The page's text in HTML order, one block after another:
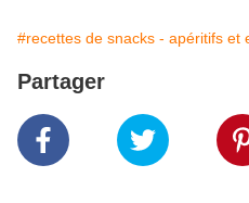
#recettes de snacks - apéritifs et
Partager